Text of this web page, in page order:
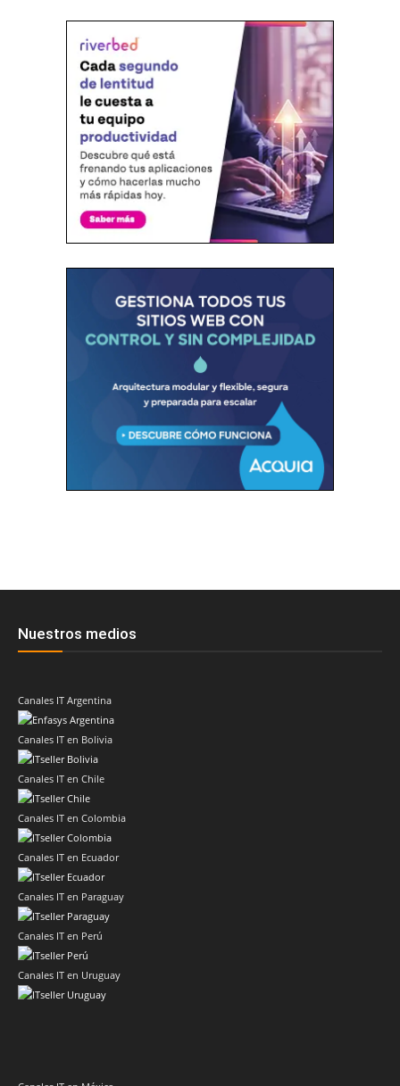
Nuestros medios
Canales IT Argentina
Canales IT en Bolivia
Canales IT en Chile
Canales IT en Colombia
Canales IT en Ecuador
Canales IT en Paraguay
Canales IT en Perú
Canales IT en Uruguay